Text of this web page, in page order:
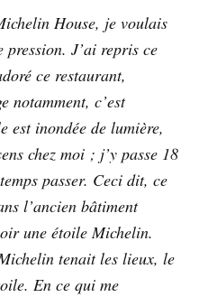
House, je voulais
pression. J’ai repris ce
ce restaurant,
notamment, c’est
est inondée de lumière,
chez moi ; j’y passe 18
passer. Ceci dit, ce
l’ancien bâtiment
une étoile Michelin.
tenait les lieux, le
En ce qui me